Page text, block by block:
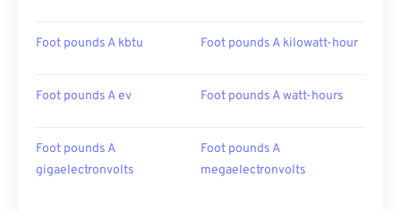
Foot pounds A kbtu Foot pounds A kilowatt-hour
Foot pounds A ev Foot pounds A watt-hours
Foot pounds A
gigaelectronvolts
Foot pounds A
megaelectronvolts